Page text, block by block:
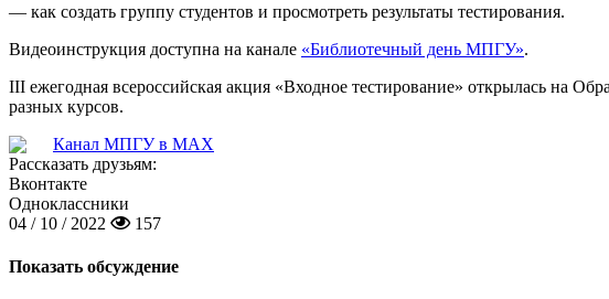
— как создать группу студентов и просмотреть результаты тестирования.
Видеоинструкция доступна на канале «Библиотечный день МПГУ».
III ежегодная всероссийская акция «Входное тестирование» открылась на
разных курсов.
Канал МПГУ в MAX
Рассказать друзьям:
Вконтакте
Одноклассники
04 / 10 / 2022
157
Показать обсуждение